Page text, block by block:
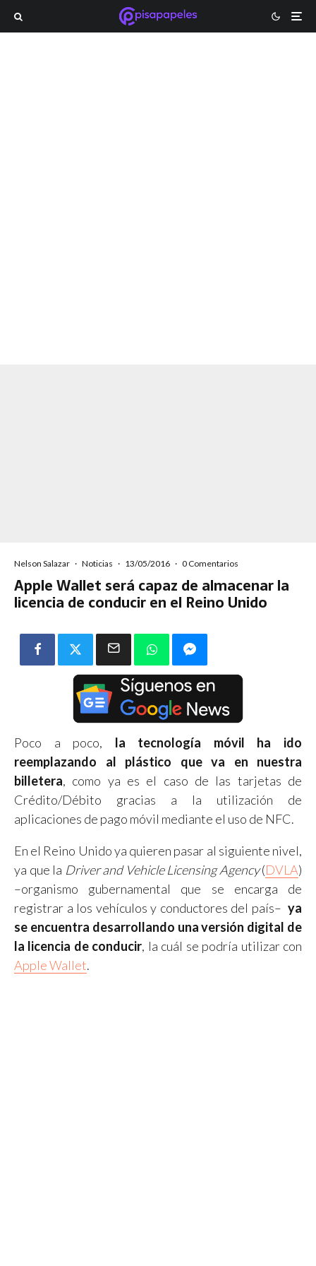
Nelson Salazar · Noticias · 13/05/2016 · 0 Comentarios
Apple Wallet será capaz de almacenar la
licencia de conducir en el Reino Unido
Poco a poco, la tecnología móvil ha ido
reemplazando al plástico que va en nuestra
billetera, como ya es el caso de las tarjetas de
Crédito/Débito gracias a la utilización de
aplicaciones de pago móvil mediante el uso de NFC.
En el Reino Unido ya quieren pasar al siguiente nivel,
ya que la Driver and Vehicle Licensing Agency(DVLA)
–organismo gubernamental que se encarga de
registrar a los vehículos y conductores del país– ya
se encuentra desarrollando una versión digital de
la licencia de conducir, la cuál se podría utilizar con
Apple Wallet.